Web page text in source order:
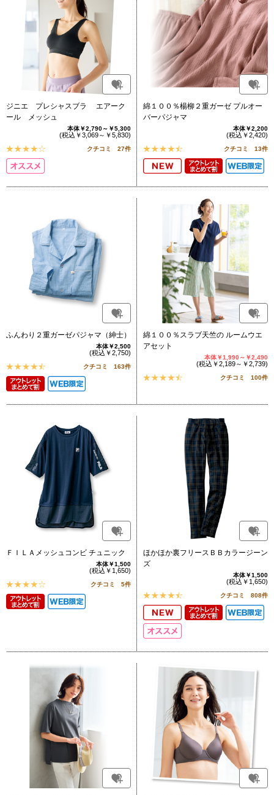
ジニエ プレシャスブラ エアーク
ール メッシュ
本体￥2,790～￥5,300
(税込￥3,069～￥5,830)
クチコミ 27件
綿１００％楊柳２重ガーゼ プルオー
バーパジャマ
本体￥2,200
(税込￥2,420)
クチコミ 13件
ふんわり２重ガーゼパジャマ（紳士）
本体￥2,500
(税込￥2,750)
クチコミ 163件
綿１００％スラブ天竺の ルームウエ
アセット
本体￥1,990～￥2,490
(税込￥2,189～￥2,739)
クチコミ 100件
ＦＩＬＡメッシュコンビ チュニック
本体￥1,500
(税込￥1,650)
クチコミ 5件
ほかほか裏フリースＢＢカラージーン
ズ
本体￥1,500
(税込￥1,650)
クチコミ 808件